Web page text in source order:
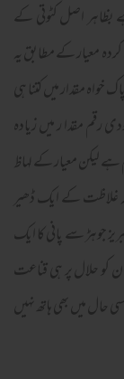
بظاہر اصل کٹوتی کے
معیار کے مطابق یہ
مقدار میں کتنا ہی
رقم مقدا ر میں زیادہ
لیکن معیار کے لہاظ
کے ایک ڈھیر
جوہڑ سے پانی کا ایک
کو حلال پر ہی قناعت
حال میں بھی ہاتھ نہیں